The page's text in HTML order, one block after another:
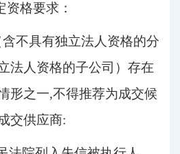
资格要求：
不具有独立法人资格的分
法人资格的子公司）存在
形之一,不得推荐为成交候
交供应商: